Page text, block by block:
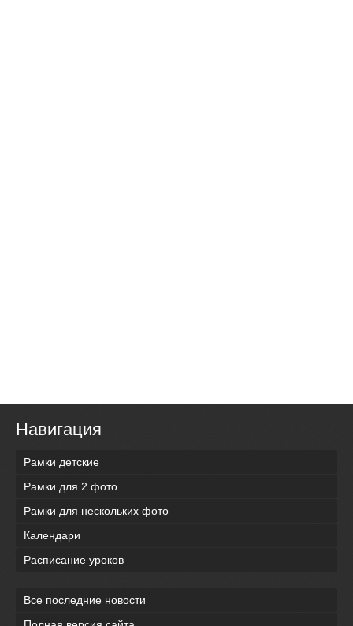
Навигация
Рамки детские
Рамки для 2 фото
Рамки для нескольких фото
Календари
Расписание уроков
Все последние новости